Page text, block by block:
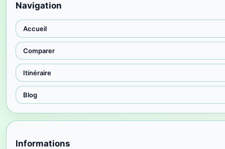
Navigation
Accueil
Comparer
Itinéraire
Blog
Informations